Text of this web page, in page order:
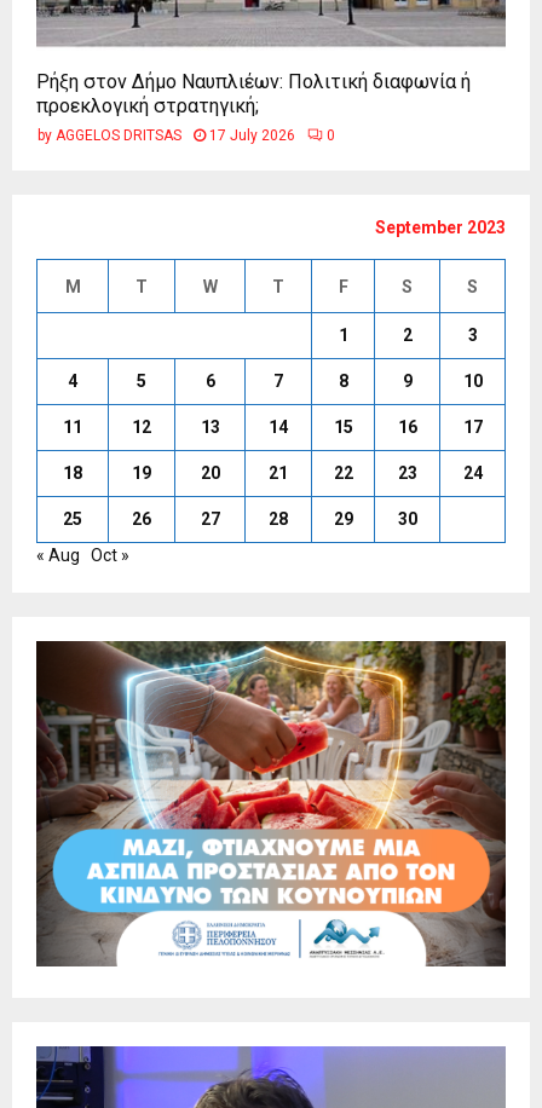
Ρήξη στον Δήμο Ναυπλιέων: Πολιτική διαφωνία ή
προεκλογική στρατηγική;
by AGGELOS DRITSAS 17 July 2026 0
September 2023
M T W T F S S
1 2 3
4 5 6 7 8 9 10
11 12 13 14 15 16 17
18 19 20 21 22 23 24
25 26 27 28 29
30
« Aug
Oct »